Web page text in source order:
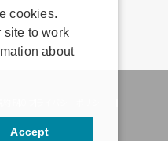
cookies.
site to work
about
Accept